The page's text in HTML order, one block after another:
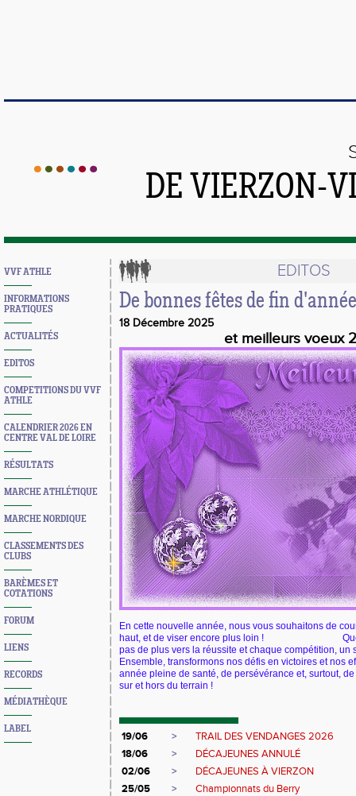
DE VIERZON-
VVF ATHLE
INFORMATIONS
PRATIQUES
ACTUALITÉS
EDITOS
COMPETITIONS DU VVF
ATHLE
CALENDRIER 2026 EN
CENTRE VAL DE LOIRE
RÉSULTATS
MARCHE ATHLÉTIQUE
MARCHE NORDIQUE
CLASSEMENTS DES
CLUBS
BARÈMES ET
COTATIONS
FORUM
LIENS
RECORDS
MÉDIATHÈQUE
LABEL
EDITOS
De bonnes fêtes de fin d'année
18 Décembre 2025
et meilleurs voeux
En cette nouvelle année, nous vous souhaitons de
haut, et de viser encore plus loin !
pas de plus vers la réussite et chaque compétition, un
Ensemble, transformons nos défis en victoires et nos
année pleine de santé, de persévérance et, surtout,
sur et hors du terrain !
19/06 >
TRAIL DES VENDANGES 2026
18/06
>
DÉCAJEUNES ANNULÉ
02/06
>
DÉCAJEUNES À VIERZON
25/05
>
Championnats du Berry